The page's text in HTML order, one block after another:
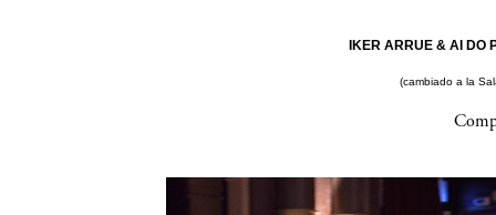
IKER ARRUE & AI DO
(cambiado a la